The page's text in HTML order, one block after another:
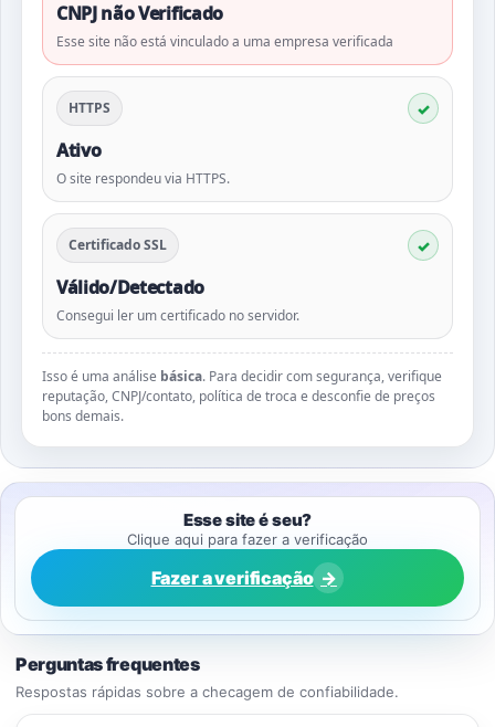
CNPJ não Verificado
Esse site não está vinculado a uma empresa verificada
HTTPS
Ativo
O site respondeu via HTTPS.
Certificado SSL
Válido/Detectado
Consegui ler um certificado no servidor.
Isso é uma análise básica. Para decidir com segurança, verifique
reputação, CNPJ/contato, política de troca e desconfie de preços
bons demais.
Esse site é seu?
Clique aqui para fazer a verificação
Fazer a verificação →
Perguntas frequentes
Respostas rápidas sobre a checagem de confiabilidade.